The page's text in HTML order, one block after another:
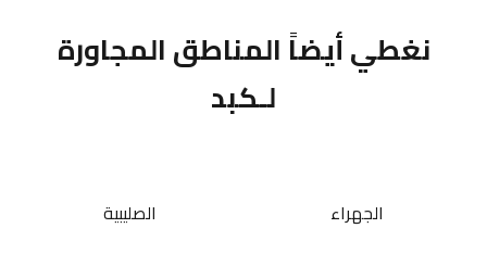
نغطي أيضاً المناطق المجاورة
لـكبد
الجهراء الصليبية